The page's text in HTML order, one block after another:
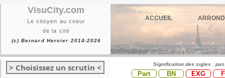
VisuCity.com
Le citoyen au coeur
de la cité
(c) Bernard Hervier 2014-2026
ACCUEIL
> Choisissez un scrutin < Signification des sigles :
Part BN EXG